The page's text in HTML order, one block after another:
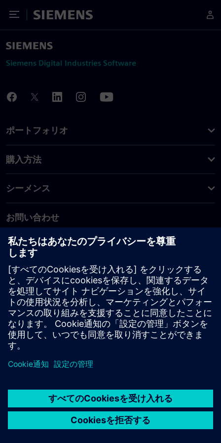
Toggle Menu
Siemens
Siemens Digital Industries Software
ポートフォリオ
購入方法
シーメンス
お問い合わせ
PLM製品のお問い合わせ
EDA製品のお問い合わせ
世界各地の事業拠点
サポート・センター
ご意見・ご要望
違法コピーの連絡先
© Siemens2026
タル・ミレニアム著作権法 (DMCA)
内部通報